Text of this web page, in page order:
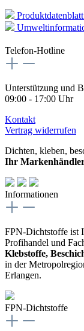
Produktdatenblatt
Telefon-Hotline
Unterstützung und
09:00 - 17:00 Uhr
Kontakt
Vertrag widerrufen
Dichten, kleben,
Ihr
Informationen
FPN-Dichtstoffe ist
Profihandel und
Klebstoffe,
in der
Erlangen.
FPN-Dichtstoffe